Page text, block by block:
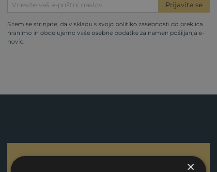
Prijavite se
S tem se strinjate, da v skladu s svojo politiko zasebnosti do preklica
hranimo in obdelujemo vaše osebne podatke za namen pošiljanja e-
novic.
Kontaktirajte nas ×